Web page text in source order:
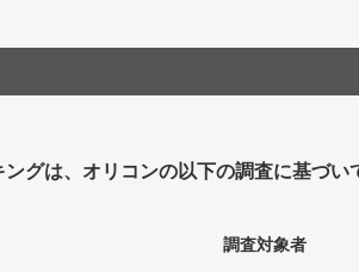
グは、オリコンの以下の調査に基づい
調査対象者